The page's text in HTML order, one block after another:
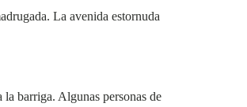
La avenida estornuda
barriga. Algunas personas de